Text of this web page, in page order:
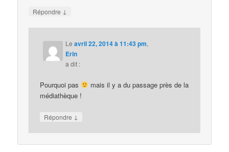
Répondre ↓
Leavril 22, 2014 à 11:43 pm,
Erin
a dit :
Pourquoi pas
mais il y a du passage près de la
médiathèque !
Répondre ↓